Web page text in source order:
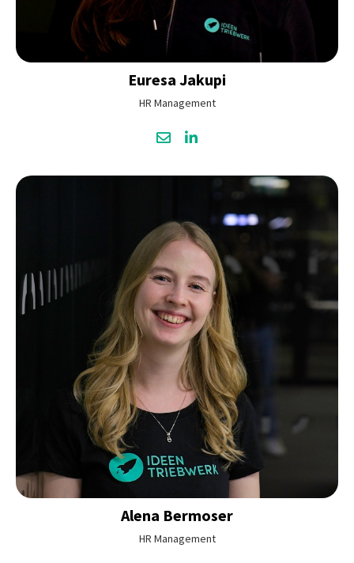
Euresa Jakupi
HR Management
Alena Bermoser
HR Management